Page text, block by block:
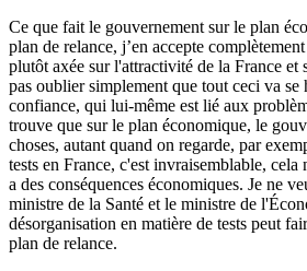
Ce que fait le gouvernement sur le plan
plan de relance, j’en accepte
plutôt axée sur l'attractivité de la France
pas oublier simplement que tout ceci va se
confiance, qui lui-même est lié aux
trouve que sur le plan économique, le
choses, autant quand on regarde, par
tests en France, c'est invraisemblable, cela
a des conséquences économiques. Je ne
ministre de la Santé et le ministre de
désorganisation en matière de tests peut
plan de relance.